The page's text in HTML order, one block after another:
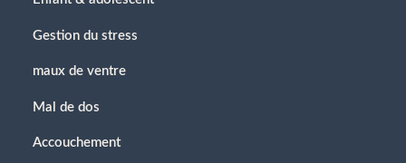
Gestion du stress
maux de ventre
Mal de dos
Accouchement